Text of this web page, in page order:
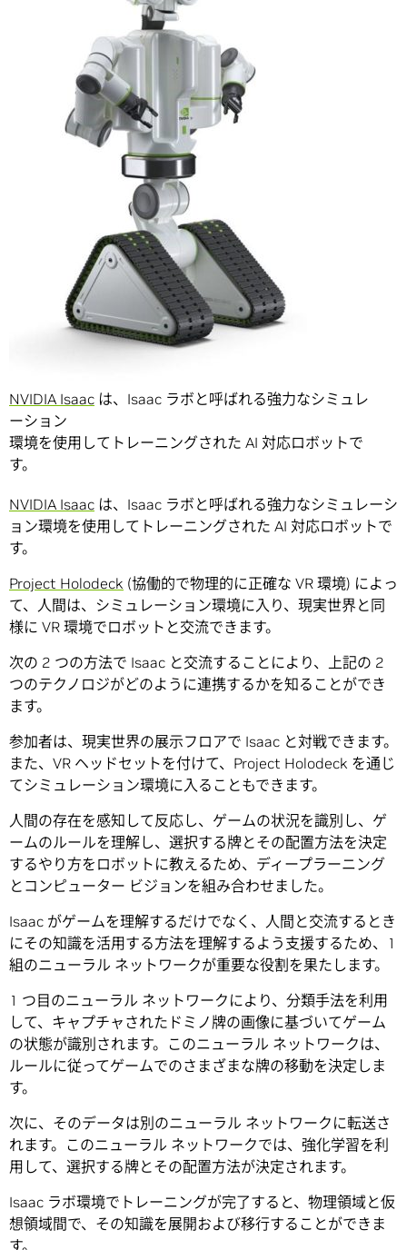
NVIDIA Isaac は、Isaac ラボと呼ばれる強力なシミュレ
ーション
環境を使用してトレーニングされた AI 対応ロボットで
す。
NVIDIA Isaac は、Isaac ラボと呼ばれる強力なシミュレーシ
ョン環境を使用してトレーニングされた AI 対応ロボットで
す。
Project Holodeck (協働的で物理的に正確な VR 環境) によっ
て、人間は、シミュレーション環境に入り、現実世界と同
様に VR 環境でロボットと交流できます。
次の 2 つの方法で Isaac と交流することにより、上記の 2
つのテクノロジがどのように連携するかを知ることができ
ます。
参加者は、現実世界の展示フロアで Isaac と対戦できます。
また、VR ヘッドセットを付けて、Project Holodeck を通じ
てシミュレーション環境に入ることもできます。
人間の存在を感知して反応し、ゲームの状況を識別し、ゲ
ームのルールを理解し、選択する牌とその配置方法を決定
するやり方をロボットに教えるため、ディープラーニング
とコンピューター ビジョンを組み合わせました。
Isaac がゲームを理解するだけでなく、人間と交流するとき
にその知識を活用する方法を理解するよう支援するため、1
組のニューラル ネットワークが重要な役割を果たします。
1 つ目のニューラル ネットワークにより、分類手法を利用
して、キャプチャされたドミノ牌の画像に基づいてゲーム
の状態が識別されます。このニューラル ネットワークは、
ルールに従ってゲームでのさまざまな牌の移動を決定しま
す。
次に、そのデータは別のニューラル ネットワークに転送さ
れます。このニューラル ネットワークでは、強化学習を利
用して、選択する牌とその配置方法が決定されます。
Isaac ラボ環境でトレーニングが完了すると、物理領域と仮
想領域間で、その知識を展開および移行することができま
す。